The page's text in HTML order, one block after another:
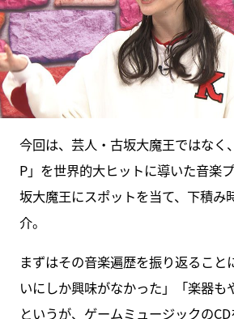
今回は、芸人・古坂大魔王ではなく
P」を世界的大ヒットに導いた音楽
坂大魔王にスポットを当て、下積み
介。
まずはその音楽遍歴を振り返ること
いにしか興味がなかった」「楽器も
というが、ゲームミュージックの